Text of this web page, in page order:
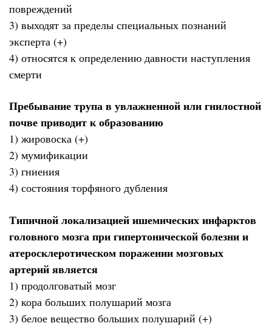
повреждений
3) выходят за пределы специальных познаний
эксперта (+)
4) относятся к определению давности наступления
смерти
Пребывание трупа в увлажненной или гнилостной
почве приводит к образованию
1) жировоска (+)
2) мумификации
3) гниения
4) состояния торфяного дубления
Типичной локализацией ишемических инфарктов
головного мозга при гипертонической болезни и
атеросклеротическом поражении мозговых
артерий является
1) продолговатый мозг
2) кора больших полушарий мозга
3) белое вещество больших полушарий (+)